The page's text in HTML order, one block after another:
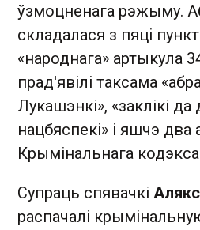
ўзмоцненага рэжыму.
складалася з пяці
«народнага» артыкула
прад'явілі таксама
Лукашэнкі», «заклікі
нацбяспекі» і яшчэ два
Крымінальнага
Супраць спявачкі
распачалі